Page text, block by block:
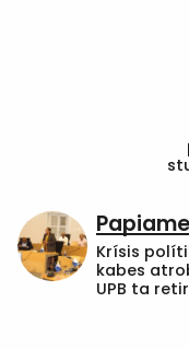
Krísis
kabes
UPB ta